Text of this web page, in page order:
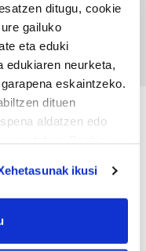
ditugu, cookie
gailuko
eta eduki
edukiaren neurketa,
eskaintzeko.
dituen
aldatzen edo
geographical
ikusi